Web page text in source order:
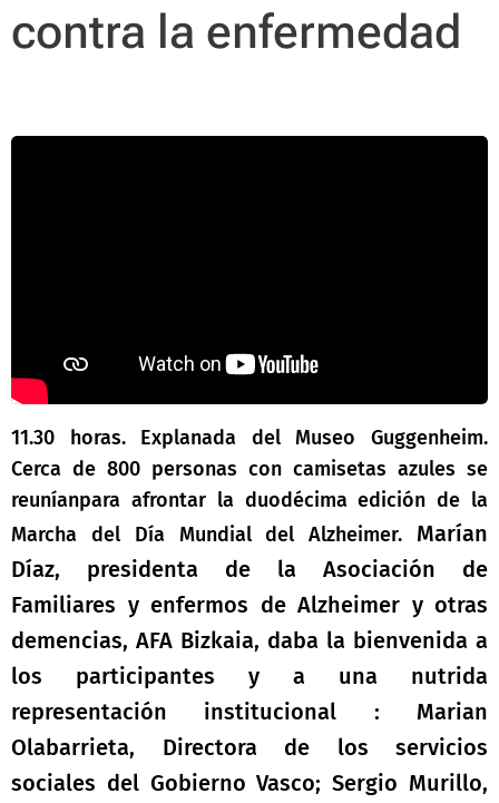
contra la enfermedad
11.30 horas. Explanada del Museo Guggenheim.
Cerca de 800 personas con camisetas azules se
reuníanpara afrontar la duodécima edición de la
Marcha del Día Mundial del Alzheimer. Marían
Díaz, presidenta de la Asociación de
Familiares y enfermos de Alzheimer y otras
demencias, AFA Bizkaia, daba la bienvenida a
los participantes y a una nutrida
representación institucional : Marian
Olabarrieta, Directora de los servicios
sociales del Gobierno Vasco; Sergio Murillo,